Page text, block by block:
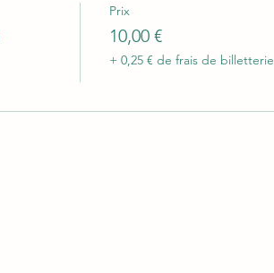
Prix
10,00 €
+ 0,25 € de frais de billetterie